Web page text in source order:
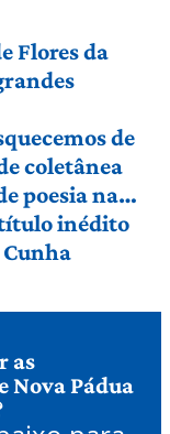
Flores da
de
coletânea
poesia na
inédito
Cunha
as
Nova Pádua